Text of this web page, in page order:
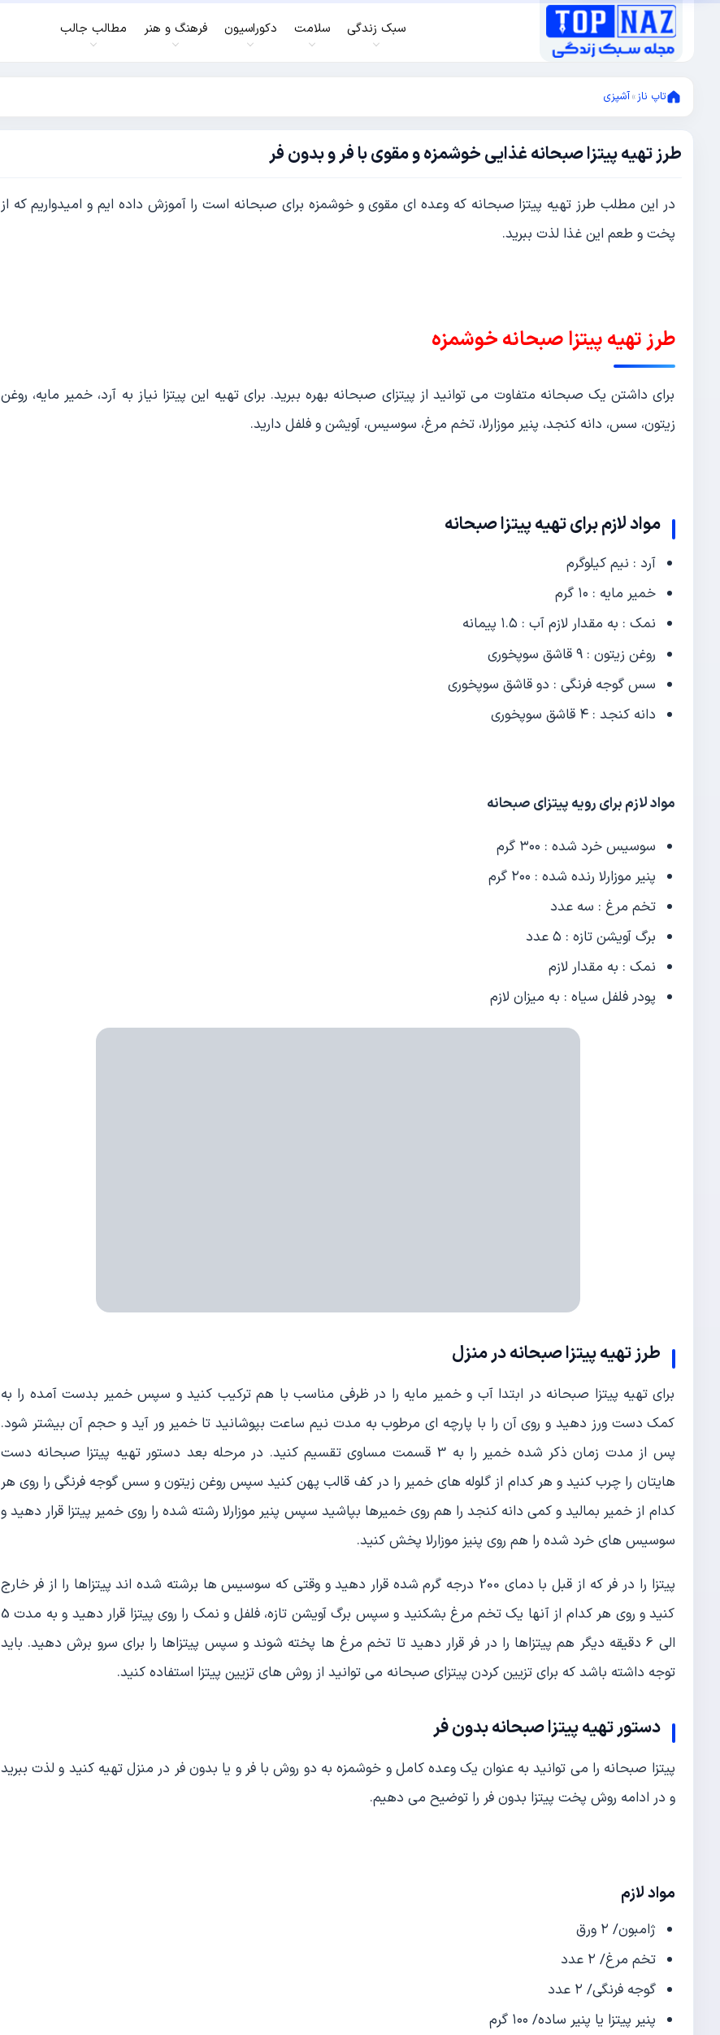
سبک زندگی سلامت دکوراسیون فرهنگ و هنر مطالب جالب
تاپ ناز»آشپزی
طرز تهیه پیتزا صبحانه غذایی خوشمزه و مقوی با فر و بدون فر
ژانویه
آگوست
18,
2021
در این مطلب طرز تهیه پیتزا صبحانه که وعده ای مقوی و خوشمزه برای صبحانه است را آموزش داده ایم و امیدواریم که از
پخت و طعم این غذا لذت ببرید.
طرز تهیه پیتزا صبحانه خوشمزه
برای داشتن یک صبحانه متفاوت می توانید از پیتزای صبحانه بهره ببرید. برای تهیه این پیتزا نیاز به آرد، خمیر مایه، روغن
زیتون، سس، دانه کنجد، پنیر موزارلا، تخم مرغ، سوسیس، آویشن و فلفل دارید.
مواد لازم برای تهیه پیتزا صبحانه
آرد : نیم کیلوگرم
خمیر مایه : ۱۰ گرم
نمک : به مقدار لازم آب : ۱.۵ پیمانه
روغن زیتون : ۹ قاشق سوپخوری
سس گوجه فرنگی : دو قاشق سوپخوری
دانه کنجد : ۴ قاشق سوپخوری
مواد لازم برای رویه پیتزای صبحانه
سوسیس خرد شده : ۳۰۰ گرم
پنیر موزارلا رنده شده : ۲۰۰ گرم
تخم مرغ : سه عدد
برگ آویشن تازه : ۵ عدد
نمک : به مقدار لازم
پودر فلفل سیاه : به میزان لازم
طرز تهیه پیتزا صبحانه در منزل
برای تهیه پیتزا صبحانه در ابتدا آب و خمیر مایه را در ظرفی مناسب با هم ترکیب کنید و سپس خمیر بدست آمده را به
کمک دست ورز دهید و روی آن را با پارچه ای مرطوب به مدت نیم ساعت بپوشانید تا خمیر ور آید و حجم آن بیشتر شود.
پس از مدت زمان ذکر شده خمیر را به 3 قسمت مساوی تقسیم کنید. در مرحله بعد دستور تهیه پیتزا صبحانه دست
هایتان را چرب کنید و هر کدام از گلوله های خمیر را در کف قالب پهن کنید سپس روغن زیتون و سس گوجه فرنگی را روی هر
کدام از خمیر بمالید و کمی دانه کنجد را هم روی خمیرها بپاشید سپس پنیر موزارلا رشته شده را روی خمیر پیتزا قرار دهید و
سوسیس های خرد شده را هم روی پنیز موزارلا پخش کنید.
پیتزا را در فر که از قبل با دمای 200 درجه گرم شده قرار دهید و وقتی که سوسیس ها برشته شده اند پیتزاها را از فر خارج
کنید و روی هر کدام از آنها یک تخم مرغ بشکنید و سپس برگ آویشن تازه، فلفل و نمک را روی پیتزا قرار دهید و به مدت 5
الی 6 دقیقه دیگر هم پیتزاها را در فر قرار دهید تا تخم مرغ ها پخته شوند و سپس پیتزاها را برای سرو برش دهید. باید
توجه داشته باشد که برای تزیین کردن پیتزای صبحانه می توانید از روش های تزیین پیتزا استفاده کنید.
دستور تهیه پیتزا صبحانه بدون فر
پیتزا صبحانه را می توانید به عنوان یک وعده کامل و خوشمزه به دو روش با فر و یا بدون فر در منزل تهیه کنید و لذت ببرید
و در ادامه روش پخت پیتزا بدون فر را توضیح می دهیم.
مواد لازم
ژامبون/ ۲ ورق
تخم مرغ/ ۲ عدد
گوجه فرنگی/ ۲ عدد
پنیر پیتزا یا پنیر ساده/ ۱۰۰ گرم